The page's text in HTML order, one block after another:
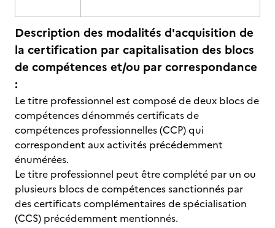
Description des modalités d'acquisition de
la certification par capitalisation des blocs
de compétences et/ou par correspondance
:
Le titre professionnel est composé de deux blocs de
compétences dénommés certificats de
compétences professionnelles (CCP) qui
correspondent aux activités précédemment
énumérées.
Le titre professionnel peut être complété par un ou
plusieurs blocs de compétences sanctionnés par
des certificats complémentaires de spécialisation
(CCS) précédemment mentionnés.